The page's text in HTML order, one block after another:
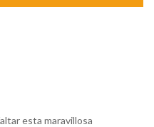
esta maravillosa